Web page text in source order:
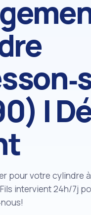
|
pour votre cylindre
intervient 24h/7j